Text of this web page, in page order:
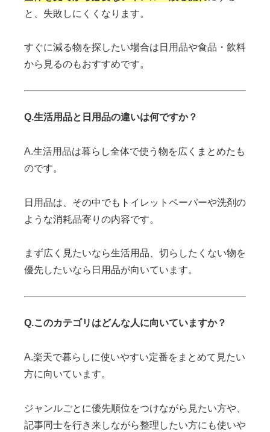
と、失敗しにくくなります。
すぐに減る物を探したい場合は日用品や食品・飲料
から見るのもおすすめです。
Q.生活用品と日用品の違いは何ですか？
A.生活用品は暮らし全体で使う物を広くまとめたも
のです。
日用品は、その中でもトイレットペーパーや洗剤の
ような消耗品寄りの内容です。
まず広く見たいなら生活用品、切らしたくない物を
優先したいなら日用品が向いています。
Q.このカテゴリはどんな人に向いていますか？
A.楽天で暮らしに使いやすい定番をまとめて見たい
方に向いています。
ジャンルごとに優先順位をつけながら見たい方や、
記事同士を行き来しながら整理したい方にも使いや